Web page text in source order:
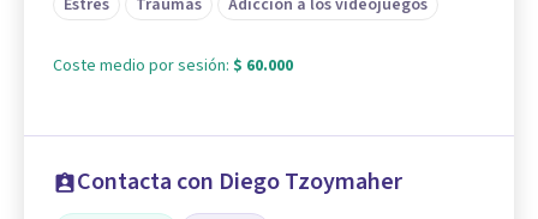
Coste medio por sesión: $ 60.000
Contacta con Diego Tzoymaher